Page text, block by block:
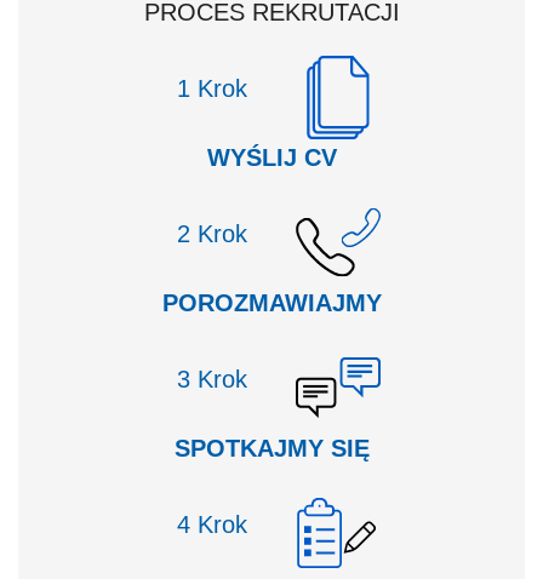
PROCES REKRUTACJI
Krok
WYŚLIJ CV
Krok
POROZMAWIAJMY
Krok
SPOTKAJMY SIĘ
Krok